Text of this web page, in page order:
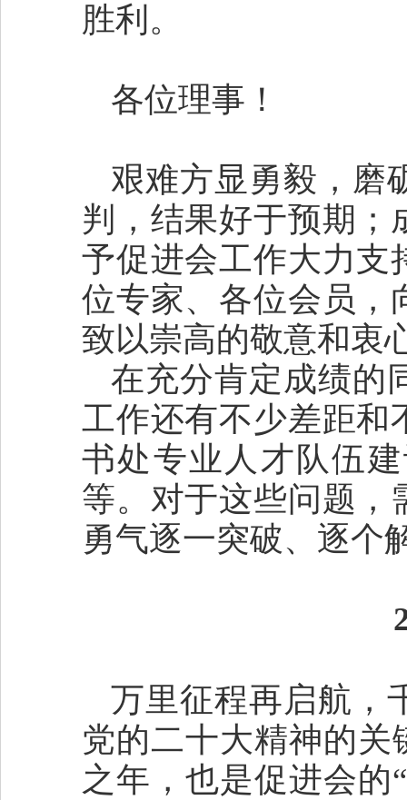
胜利。
各位理事！
艰难方显勇毅，磨
判，结果好于预期；
予促进会工作大力支
位专家、各位会员，
致以崇高的敬意和衷
在充分肯定成绩的
工作还有不少差距和
书处专业人才队伍
等。对于这些问题，
勇气逐一突破、逐个
万里征程再启航，
党的二十大精神的关
之年，也是促进会的